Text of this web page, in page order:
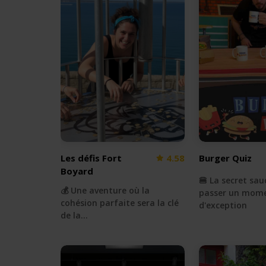
Les défis Fort
Boyard
4.58
💰 Une aventure où la
cohésion parfaite sera la clé
de la…
Burger Quiz
🍔 La secret
passer un
d'exception